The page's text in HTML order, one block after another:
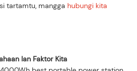
tartamtu, mangga hubungi kita
lan Faktor Kita